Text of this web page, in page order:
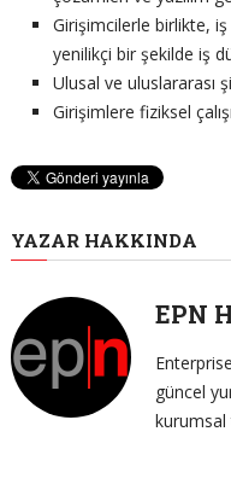
Girişimcilerle birlikte,
yenilikçi bir şekilde iş
Ulusal ve uluslararası
Girişimlere fiziksel
YAZAR HAKKINDA
EPN
güncel
kurumsal